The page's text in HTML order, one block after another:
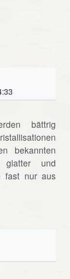
bättrig
bekannten
glatter und
fast nur aus